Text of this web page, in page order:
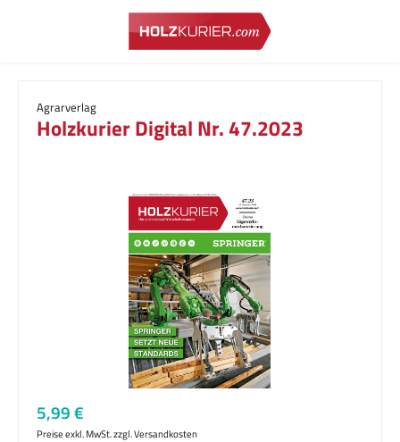
Zum Hauptinhalt springen
Agrarverlag
Holzkurier Digital Nr. 47.2023
Bildergalerie überspringen
Regulärer Preis:
5,99 €
Preise exkl. MwSt. zzgl. Versandkosten